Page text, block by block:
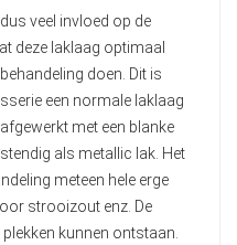
veel invloed op de
deze laklaag optimaal
doen. Dit is
een normale laklaag
met een blanke
als metallic lak. Het
meteen hele erge
strooizout enz. De
kunnen ontstaan.